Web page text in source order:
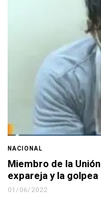
NACIONAL
Miembro de la
expareja y la
01/06/2022